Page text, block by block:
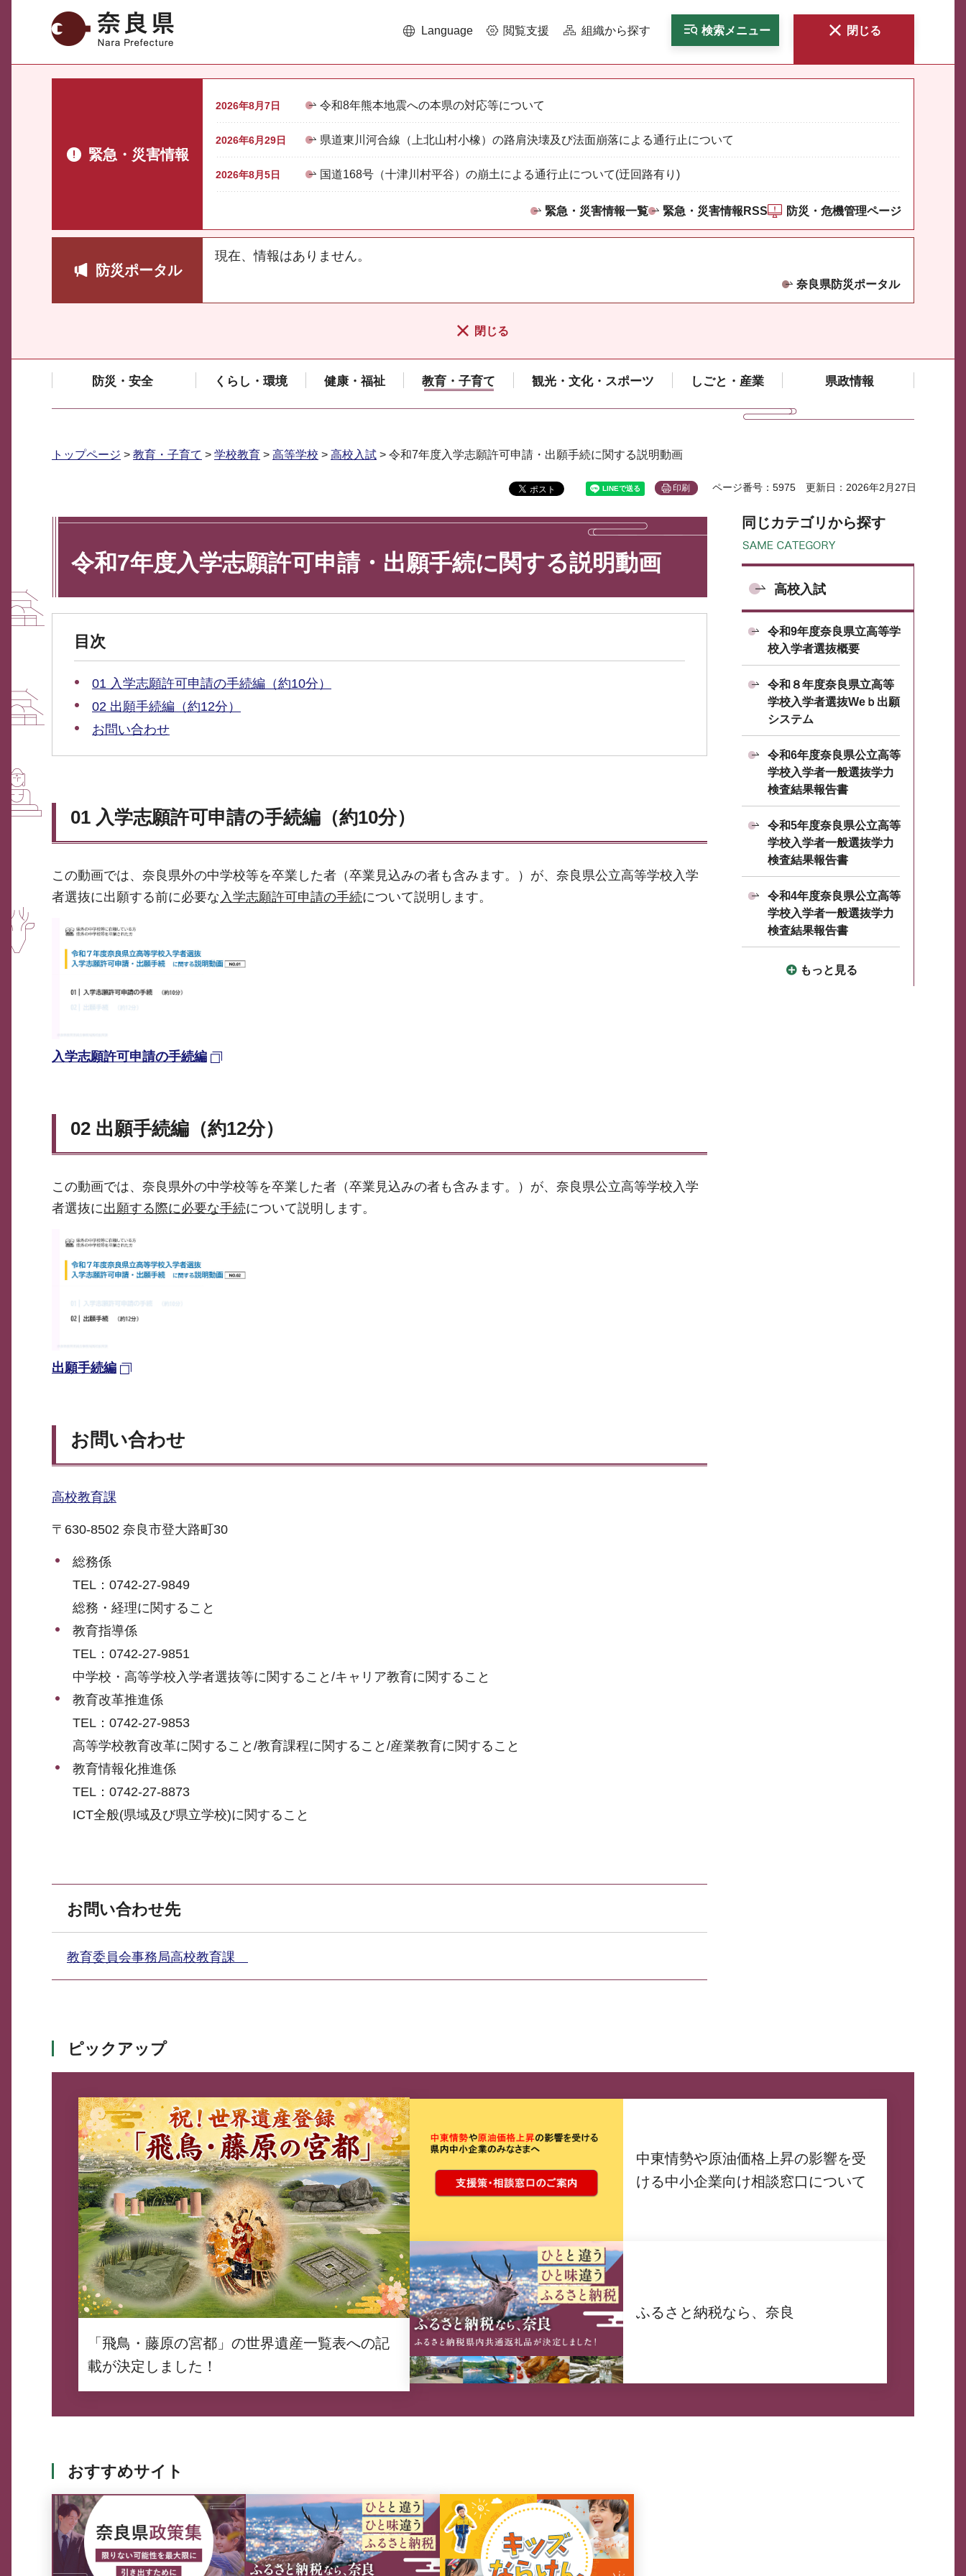
奈良県 Language 閲覧支援 組織から探す 検索メニュー 閉じる
緊急・災害情報
2026年8月7日 令和8年熊本地震への本県の対応等について
2026年6月29日 県道東川河合線（上北山村小橡）の路肩決壊及び法面崩落による通行止について
2026年8月5日 国道168号（十津川村平谷）の崩土による通行止について(迂回路有り)
緊急・災害情報一覧 緊急・災害情報RSS 防災・危機管理ページ
防災ポータル
現在、情報はありません。
奈良県防災ポータル
閉じる
防災・安全 くらし・環境 健康・福祉 教育・子育て 観光・文化・スポーツ しごと・産業 県政情報
トップページ > 教育・子育て > 学校教育 > 高等学校 > 高校入試 > 令和7年度入学志願許可申請・出願手続に関する説明動画
印刷 ページ番号：5975 更新日：2026年2月27日
令和7年度入学志願許可申請・出願手続に関する説明動画
目次
01 入学志願許可申請の手続編（約10分）
02 出願手続編（約12分）
お問い合わせ
01 入学志願許可申請の手続編（約10分）
この動画では、奈良県外の中学校等を卒業した者（卒業見込みの者も含みます。）が、奈良県公立高等学校入学
者選抜に出願する前に必要な 入学志願許可申請の手続について説明します。
入学志願許可申請の手続編
02 出願手続編（約12分）
この動画では、奈良県外の中学校等を卒業した者（卒業見込みの者も含みます。）が、奈良県公立高等学校入学
者選抜に出願する際に必要な手続について説明します。
​​​​​​​出願手続編
お問い合わせ
高校教育課
〒630-8502 奈良市登大路町30
総務係
TEL：0742-27-9849
総務・経理に関すること
教育指導係
TEL：0742-27-9851
中学校・高等学校入学者選抜等に関すること/キャリア教育に関すること
教育改革推進係
TEL：0742-27-9853
高等学校教育改革に関すること/教育課程に関すること/産業教育に関すること
教育情報化推進係
TEL：0742-27-8873
ICT全般(県域及び県立学校)に関すること
お問い合わせ先
教育委員会事務局高校教育課
同じカテゴリから探す
高校入試
令和9年度奈良県立高等学
校入学者選抜概要
令和８年度奈良県立高等
学校入学者選抜Weｂ出願
システム
令和6年度奈良県公立高等
学校入学者一般選抜学力
検査結果報告書
令和5年度奈良県公立高等
学校入学者一般選抜学力
検査結果報告書
令和4年度奈良県公立高等
学校入学者一般選抜学力
検査結果報告書
もっと見る
ピックアップ
「飛鳥・藤原の宮都」の世界遺産一覧表への記
載が決定しました！
中東情勢や原油価格上昇の影響を受
ける中小企業向け相談窓口について
ふるさと納税なら、奈良
おすすめサイト